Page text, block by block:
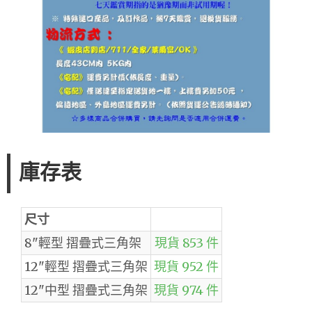
庫存表
尺寸
8"輕型 摺疊式三角架
現貨 853 件
12"輕型 摺疊式三角架 現貨 952 件
12"中型 摺疊式三角架 現貨 974 件